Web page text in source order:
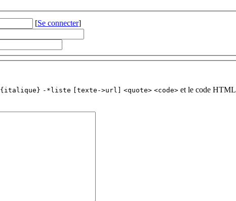
[Se connecter]
{italique} -*liste [texte->url] <quote> <code> et le code HTML